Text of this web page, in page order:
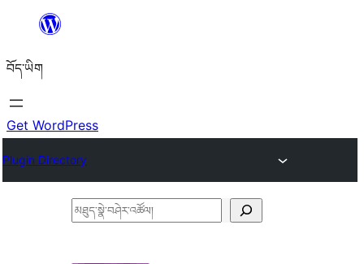
content
བོད་ཡིག
Get WordPress
Plugin Directory
མཐུད་